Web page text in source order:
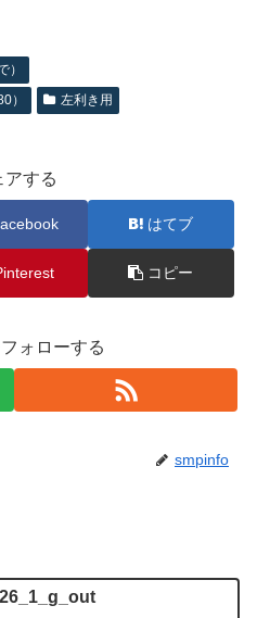
）
）
左利き用
アする
はてブ
コピー
ォローする
smpinfo